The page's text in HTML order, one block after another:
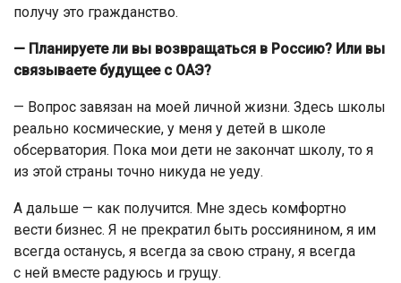
получу это гражданство.
— Планируете ли вы возвращаться в Россию? Или вы
связываете будущее с ОАЭ?
— Вопрос завязан на моей личной жизни. Здесь школы
реально космические, у меня у детей в школе
обсерватория. Пока мои дети не закончат школу, то я
из этой страны точно никуда не уеду.
А дальше — как получится. Мне здесь комфортно
вести бизнес. Я не прекратил быть россиянином, я им
всегда останусь, я всегда за свою страну, я всегда
с ней вместе радуюсь и грущу.